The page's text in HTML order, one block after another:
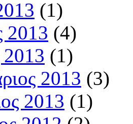
(1)
2013 (4)
(1)
2013 (3)
2013 (1)